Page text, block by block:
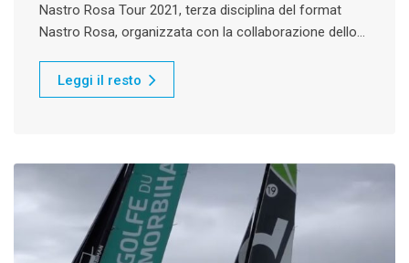
Nastro Rosa Tour 2021, terza disciplina del format
Nastro Rosa, organizzata con la collaborazione dello…
Leggi il resto